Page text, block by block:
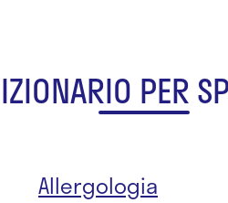
PER
Allergologia